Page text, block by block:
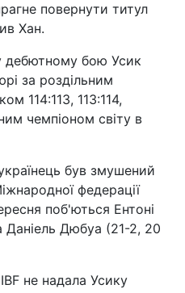
повернути титул
Хан.
дебютному бою Усик
за роздільним
114:113, 113:114,
чемпіоном світу в
був змушений
федерації
поб'ються Ентоні
Дюбуа (21-2, 20
не надала Усику